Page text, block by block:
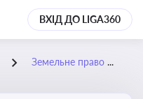
ВХІД ДО LIGA360
Земельне право